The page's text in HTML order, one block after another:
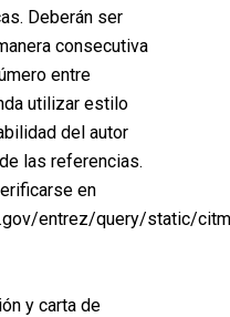
Deberán ser
consecutiva
entre
utilizar estilo
del autor
las referencias.
en
entrez/query/static/
y carta de